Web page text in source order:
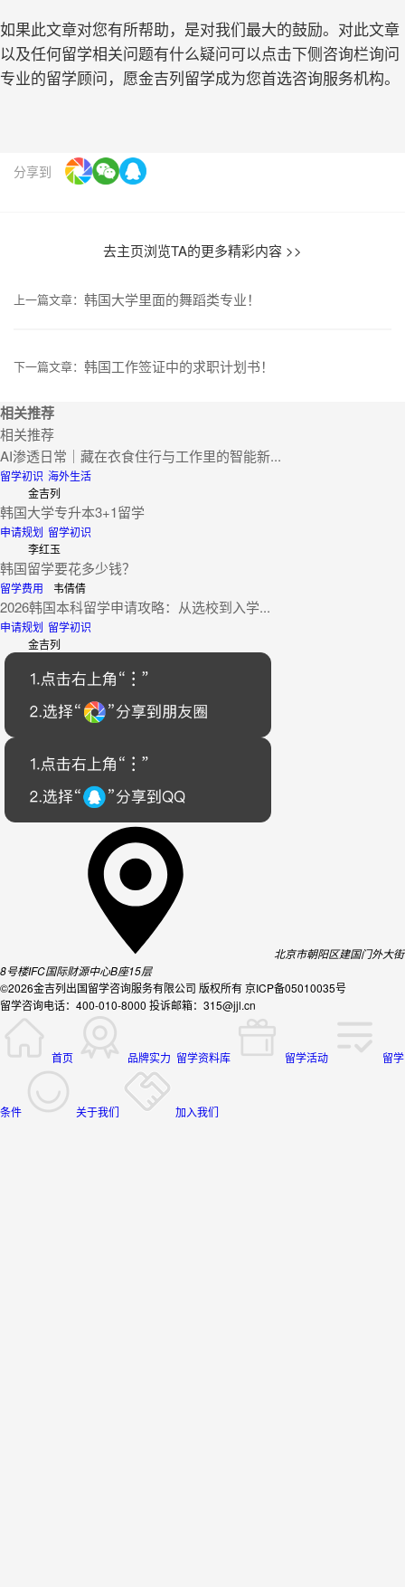
如果此文章对您有所帮助，是对我们最大的鼓励。对此文章
以及任何留学相关问题有什么疑问可以点击下侧咨询栏询问
专业的留学顾问，愿金吉列留学成为您首选咨询服务机构。
分享到
去主页浏览TA的更多精彩内容 >>
上一篇文章： 韩国大学里面的舞蹈类专业！
下一篇文章： 韩国工作签证中的求职计划书！
相关推荐
相关推荐
AI渗透日常｜藏在衣食住行与工作里的智能新...
留学初识 海外生活
金吉列
韩国大学专升本3+1留学
申请规划 留学初识
李红玉
韩国留学要花多少钱？
留学费用 韦倩倩
2026韩国本科留学申请攻略：从选校到入学...
申请规划 留学初识
金吉列
北京市朝阳区建国门外大街
8号楼IFC国际财源中心B座15层
©2026金吉列出国留学咨询服务有限公司 版权所有 京ICP备05010035号
留学咨询电话：400-010-8000 投诉邮箱：315@jjl.cn
首页 品牌实力 留学资料库 留学活动 留学
条件 关于我们 加入我们